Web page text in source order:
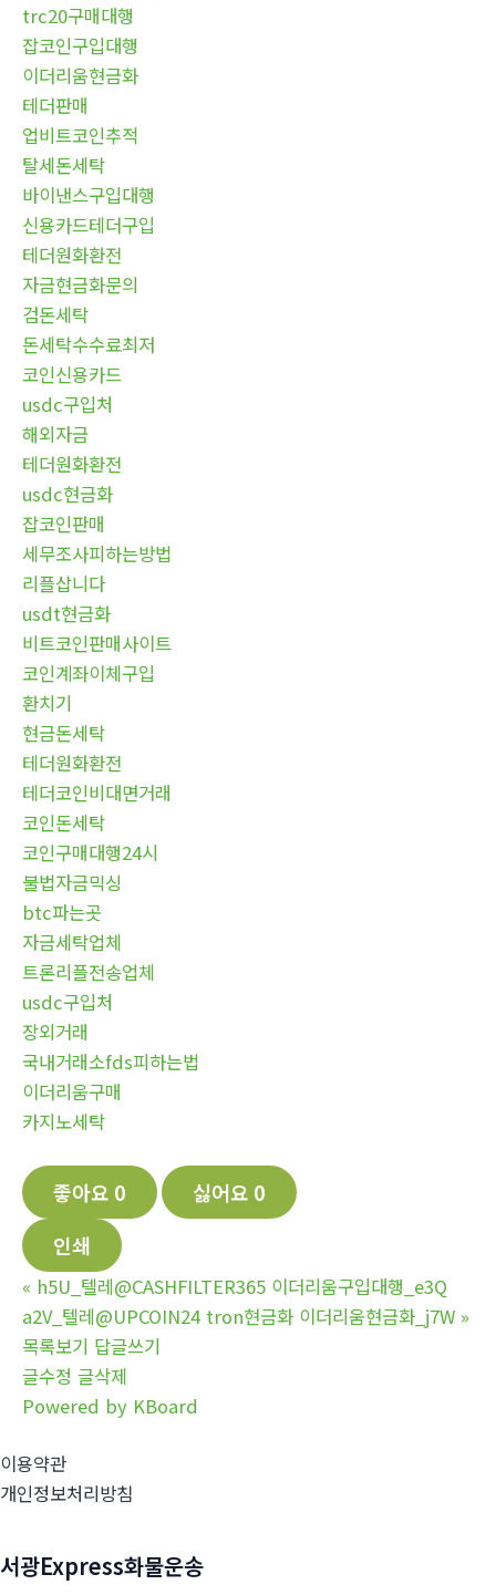
trc20구매대행
잡코인구입대행
이더리움현금화
테더판매
업비트코인추적
탈세돈세탁
바이낸스구입대행
신용카드테더구입
테더원화환전
자금현금화문의
검돈세탁
돈세탁수수료최저
코인신용카드
usdc구입처
해외자금
테더원화환전
usdc현금화
잡코인판매
세무조사피하는방법
리플삽니다
usdt현금화
비트코인판매사이트
코인계좌이체구입
환치기
현금돈세탁
테더원화환전
테더코인비대면거래
코인돈세탁
코인구매대행24시
불법자금믹싱
btc파는곳
자금세탁업체
트론리플전송업체
usdc구입처
장외거래
국내거래소fds피하는법
이더리움구매
카지노세탁
좋아요 0 싫어요 0
인쇄
« h5U_텔레@CASHFILTER365 이더리움구입대행_e3Q
a2V_텔레@UPCOIN24 tron현금화 이더리움현금화_j7W »
목록보기 답글쓰기
글수정 글삭제
Powered by KBoard
이용약관
개인정보처리방침
서광Express화물운송